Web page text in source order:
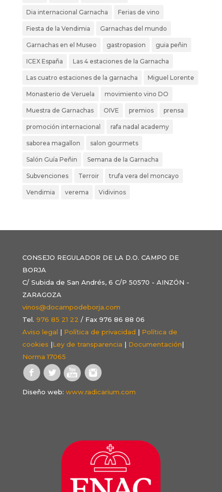
Dia internacional Garnacha Ferias de vino
Fiesta de la Vendimia Garnachas del mundo
Garnachas en el Museo gastropasion guia peñin
ICEX España Las 4 estaciones de la Garnacha
Las cuatro estaciones de la garnacha Miguel Lorente
Monasterio de Veruela movimiento vino DO
Muestra de Garnachas OIVE premios prensa
promoción internacional rafa nadal academy
saborea magallon salon gourmets
Salón Guía Peñin Semana de la Garnacha
Subvenciones Terroir trufa vera del moncayo
Vendimia verema Vidivinos
CONSEJO REGULADOR DE LA D.O. CAMPO DE
BORJA
C/ Subida de San Andrés, 6 C/P 50570 - AINZÓN -
ZARAGOZA
vinos@docampodeborja.com
Tel. 976 85 21 22 / Fax 976 86 88 06
Aviso legal | Política de privacidad | Política de
cookies |Ley de transparencia | Documentación|
Norma 17065
Diseño web: www.radicarium.com